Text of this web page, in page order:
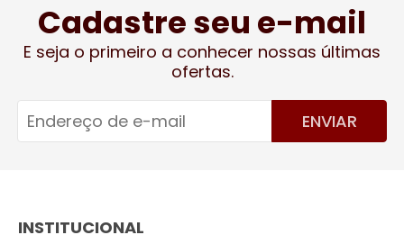
Cadastre seu e-mail
E seja o primeiro a conhecer nossas últimas
ofertas.
ENVIAR
INSTITUCIONAL